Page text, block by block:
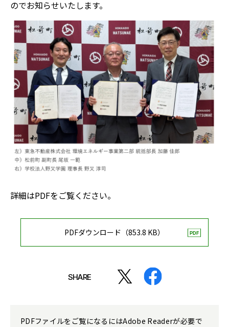
のでお知らせいたします。
詳細はPDFをご覧ください。
PDFダウンロード（853.8 KB）
SHARE
PDFファイルをご覧になるにはAdobe Readerが必要で